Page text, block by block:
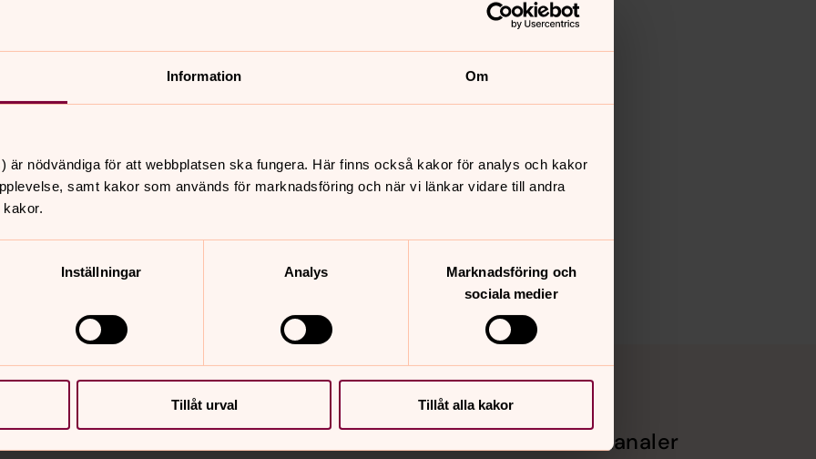
Information Om
är nödvändiga för att webbplatsen ska fungera. Här finns också kakor för analys och kakor
samt kakor som används för marknadsföring och när vi länkar vidare till andra
Inställningar Analys
Marknadsföring och
sociala medier
Tillåt urval Tillåt alla kakor
En utmärkt
Sociala kanaler